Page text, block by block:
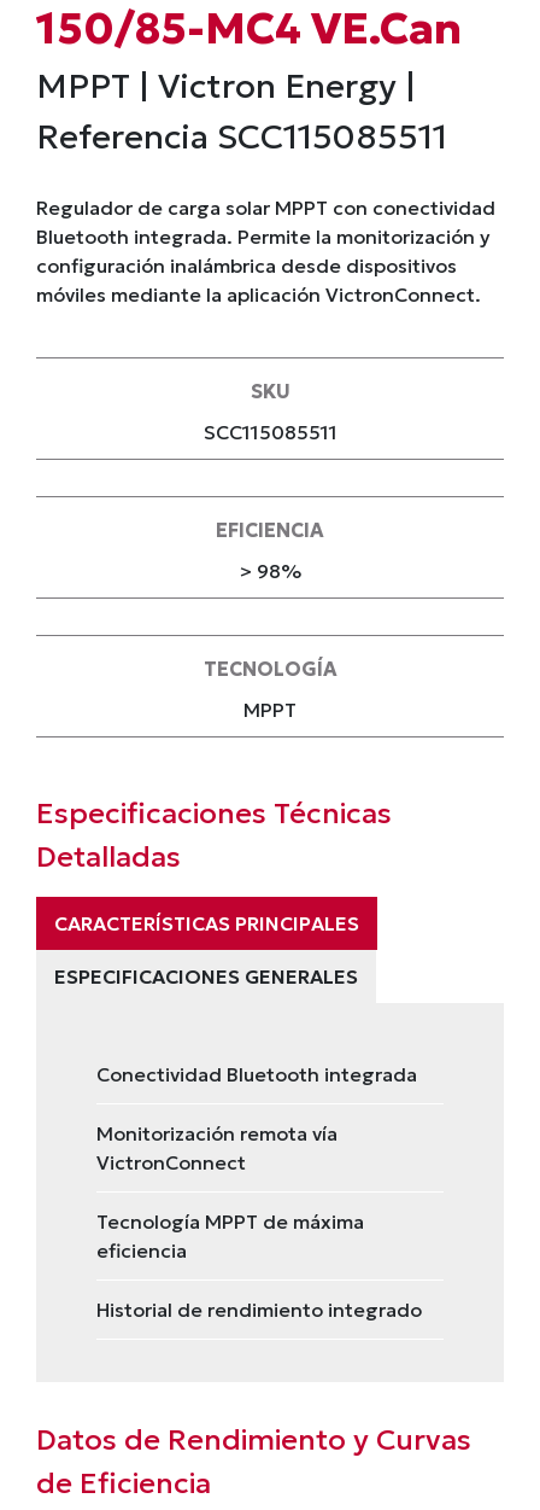
150/85-MC4 VE.Can
MPPT | Victron Energy |
Referencia SCC115085511
Regulador de carga solar MPPT con conectividad
Bluetooth integrada. Permite la monitorización y
configuración inalámbrica desde dispositivos
móviles mediante la aplicación VictronConnect.
SKU
SCC115085511
EFICIENCIA
> 98%
TECNOLOGÍA
MPPT
Especificaciones Técnicas
Detalladas
CARACTERÍSTICAS PRINCIPALES
ESPECIFICACIONES GENERALES
Conectividad Bluetooth integrada
Monitorización remota vía
VictronConnect
Tecnología MPPT de máxima
eficiencia
Historial de rendimiento integrado
Datos de Rendimiento y Curvas
de Eficiencia